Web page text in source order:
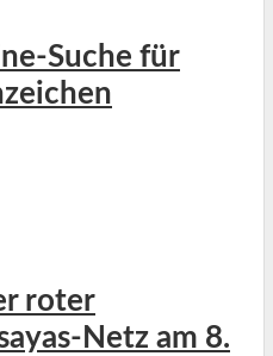
Suche für
roter
Netz am 8.